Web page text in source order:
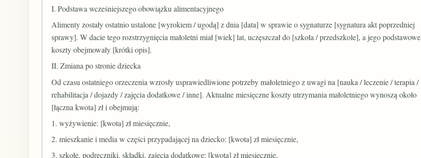
I. Podstawa wcześniejszego obowiązku alimentacyjnego
Alimenty zostały ostatnio ustalone [wyrokiem / ugodą] z dnia [data] w sprawie o sygnaturze [sygnatura akt poprzedniej
sprawy]. W dacie tego rozstrzygnięcia małoletni miał [wiek] lat, uczęszczał do [szkoła / przedszkole], a jego podstawowe
koszty obejmowały [krótki opis].
II. Zmiana po stronie dziecka
Od czasu ostatniego orzeczenia wzrosły usprawiedliwione potrzeby małoletniego z uwagi na [nauka / leczenie / terapia /
rehabilitacja / dojazdy / zajęcia dodatkowe / inne]. Aktualne miesięczne koszty utrzymania małoletniego wynoszą około
[łączna kwota] zł i obejmują:
1. wyżywienie: [kwota] zł miesięcznie,
2. mieszkanie i media w części przypadającej na dziecko: [kwota] zł miesięcznie,
3. szkołę, podręczniki, składki, zajęcia dodatkowe: [kwota] zł miesięcznie,